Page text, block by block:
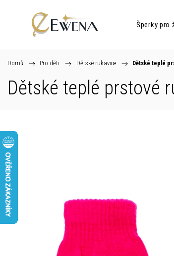
Šperky pro
Domů / Pro děti / Dětské rukavice / Dětské teplé
Dětské teplé prstové